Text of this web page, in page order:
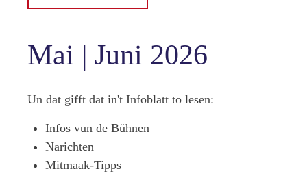
Mai | Juni 2026
Un dat gifft dat in't Infoblatt to lesen:
Infos vun de Bühnen
Narichten
Mitmaak-Tipps